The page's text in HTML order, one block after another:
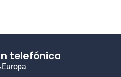
telefónica
Europa